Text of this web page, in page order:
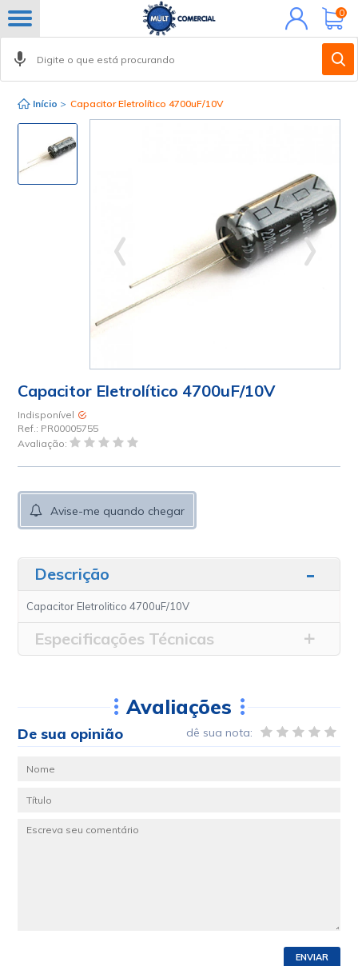
Minha
conta
0
Início > Capacitor Eletrolítico 4700uF/10V
Capacitor Eletrolítico 4700uF/10V
Indisponível
Ref.: PR00005755
Avaliação:
Avise-me quando chegar
Descrição
Capacitor Eletrolitico 4700uF/10V
Especificações Técnicas
Avaliações
De sua opinião dê sua nota:
ENVIAR